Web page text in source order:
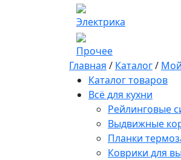
Электрика
Прочее
Главная / Каталог/
Каталог товаров
Всё для кухни
Рейлинговые
Выдвижные
Планки
Коврики для